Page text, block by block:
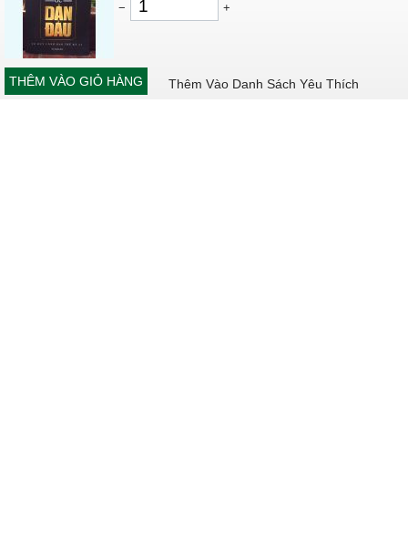
−
+
THÊM VÀO GIỎ HÀNG Thêm Vào Danh Sách Yêu Thích